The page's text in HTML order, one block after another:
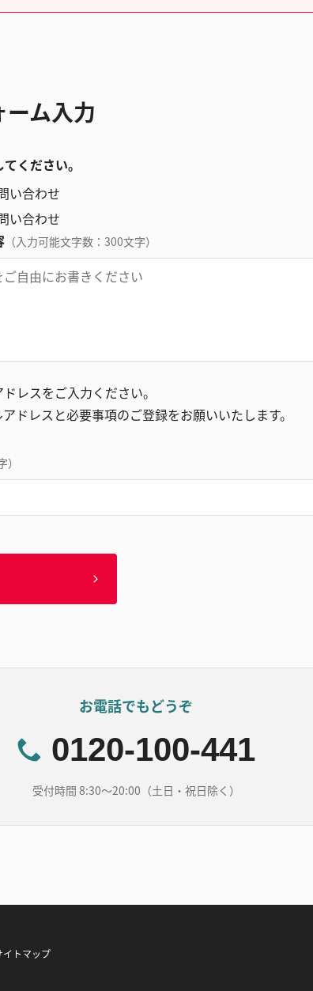
ム入力
ください。
い合わせ
い合わせ
（入力可能文字数：300文字）
レスをご入力ください。
ドレスと必要事項のご登録をお願いいたします。
）
お電話でもどうぞ
0120-100-441
受付時間 8:30～20:00（土日・祝日除く）
イトマップ